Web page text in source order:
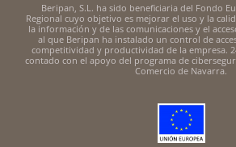
Beripan, S.L. ha sido beneficiaria del Fondo
Regional cuyo objetivo es mejorar el uso y la
la información y de las comunicaciones y el
al que Beripan ha instalado un control de
competitividad y productividad de la empresa.
contado con el apoyo del programa de
Comercio de Navarra.